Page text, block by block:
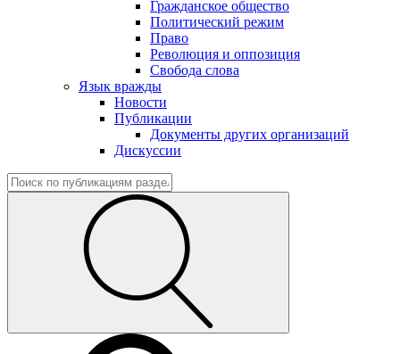
Гражданское общество
Политический режим
Право
Революция и оппозиция
Свобода слова
Язык вражды
Новости
Публикации
Документы других организаций
Дискуссии